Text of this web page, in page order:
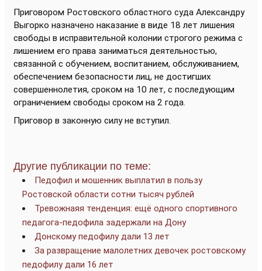
Приговором Ростовского областного суда Александру
Выгорко назначено наказание в виде 18 лет лишения
свободы в исправительной колонии строгого режима с
лишением его права заниматься деятельностью,
связанной с обучением, воспитанием, обслуживанием,
обеспечением безопасности лиц, не достигших
совершеннолетия, сроком на 10 лет, с последующим
ограничением свободы сроком на 2 года.
Приговор в законную силу не вступил.
Другие публикации по теме:
Педофил и мошенник выплатил в пользу
Ростовской области сотни тысяч рублей
Тревожнаяя тенденция: ещё одного спортивного
педагога-педофила задержали на Дону
Донскому педофилу дали 13 лет
За развращение малолетних девочек ростовскому
педофилу дали 16 лет